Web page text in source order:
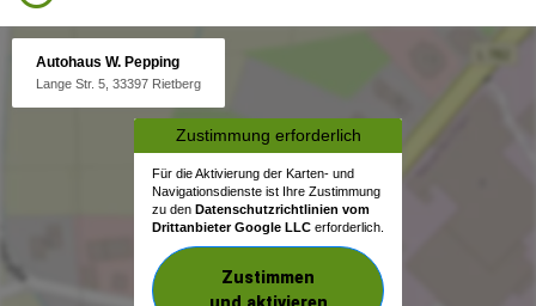
Autohaus W. Pepping
Lange Str. 5, 33397 Rietberg
Zustimmung erforderlich
Für die Aktivierung der Karten- und
Navigationsdienste ist Ihre Zustimmung
zu den Datenschutzrichtlinien vom
Drittanbieter Google LLC erforderlich.
Zustimmen